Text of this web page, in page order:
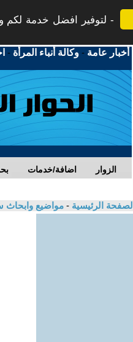
لتوفير افضل خدمة لكم
أخبار عامة -وكالة أنباء المرأة -
اضافة/خدمات الزوار
الصفحة الرئيسية - مواضيع وابحاث